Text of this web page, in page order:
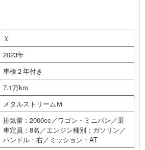
Ｘ
2023年
車検２年付き
7.1万km
メタルストリームＭ
排気量：2000cc／ワゴン・ミニバン／乗
車定員：8名／エンジン種別：ガソリン／
ハンドル：右／ミッション：AT